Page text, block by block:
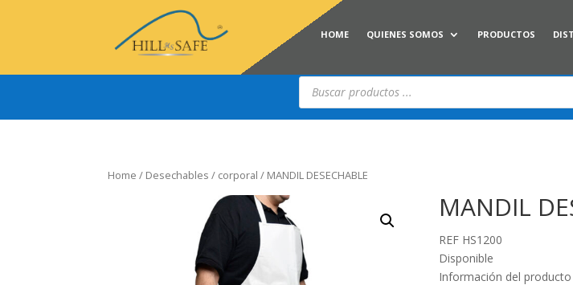
HOME QUIENES SOMOS PRODUCTOS
Búsqueda
productos
Home / Desechables / corporal / MANDIL DESECHABLE
MANDIL
REF HS1200
Disponible
Información del producto